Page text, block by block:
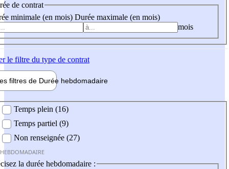
de contrat
minimale (en mois) Durée maximale (en mois)
mois
le filtre du type de contrat
filtres de Durée hebdomadaire
Temps plein (16)
Temps partiel (9)
Non renseignée (27)
la durée hebdomadaire :